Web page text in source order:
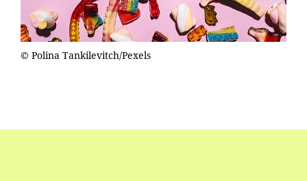
© Polina Tankilevitch/Pexels